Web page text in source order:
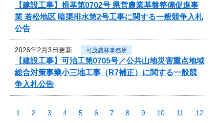
【建設工事】揖基第0702号 県営農業基盤整備促進事
業 若松地区 暗渠排水第2号工事に関する一般競争入札
公告
2026年2月3日更新 可茂農林事務所
【建設工事】可治工第0705号／公共山地災害重点地域
総合対策事業小三地工事（R7補正）に関する一般競
争入札公告
1 2 3 4 5 6 7 8 9 10 11
12